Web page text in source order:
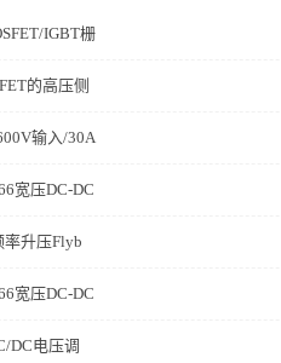
IGBT栅
的高压侧
输入/30A
宽压DC-DC
率升压Flyb
宽压DC-DC
DC电压调